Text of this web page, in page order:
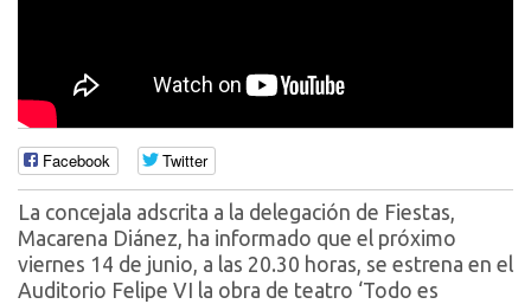
Facebook Twitter
La concejala adscrita a la delegación de Fiestas,
Macarena Diánez, ha informado que el próximo
viernes 14 de junio, a las 20.30 horas, se estrena en el
Auditorio Felipe VI la obra de teatro ‘Todo es